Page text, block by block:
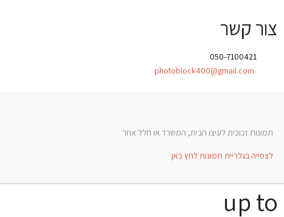
צור קשר
photoblock400@gmail.com
תמונות זכוכית לעיצו הבית, המשרד או חלל אחר
לצפייה בגלריית תמונות לחץ כאן
up to